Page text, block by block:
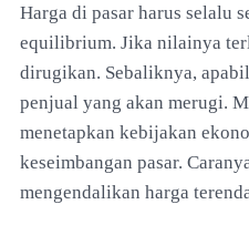
Harga di pasar harus selalu
equilibrium. Jika nilainya
dirugikan. Sebaliknya,
penjual yang akan merugi.
menetapkan kebijakan
keseimbangan pasar.
mengendalikan harga